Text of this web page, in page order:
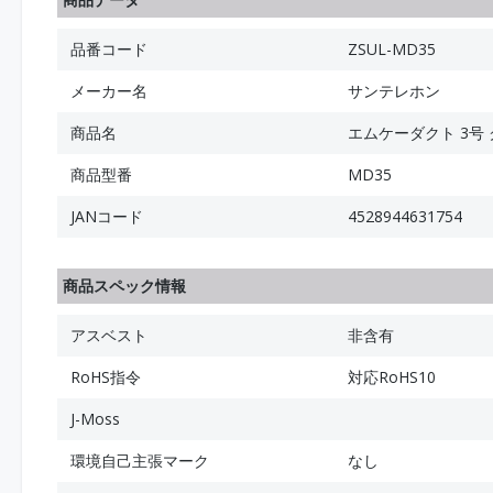
品番コード
ZSUL-MD35
メーカー名
サンテレホン
商品名
エムケーダクト 3号
商品型番
MD35
JANコード
4528944631754
商品スペック情報
アスベスト
非含有
RoHS指令
対応RoHS10
J-Moss
環境自己主張マーク
なし